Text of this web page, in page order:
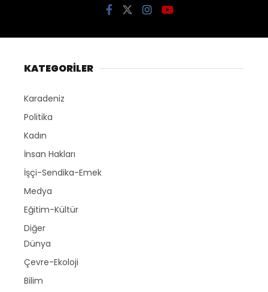
KATEGORİLER
Karadeniz
Politika
Kadın
İnsan Hakları
İşçi-Sendika-Emek
Medya
Eğitim-Kültür
Diğer
Dünya
Çevre-Ekoloji
Bilim